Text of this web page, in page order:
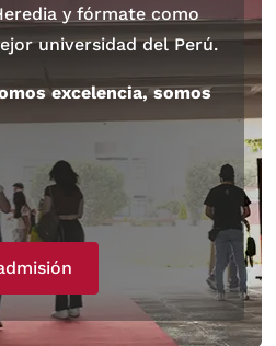
y fórmate como
universidad del Perú.
excelencia, somos